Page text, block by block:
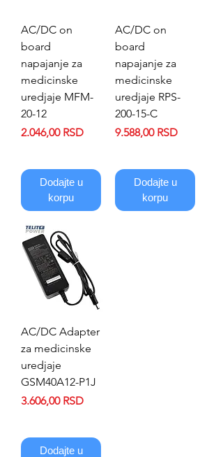
AC/DC on
board
napajanje za
medicinske
uredjaje MFM-
20-12
Price
2.046,00 RSD
Dodajte u
korpu
AC/DC on
board
napajanje za
medicinske
uredjaje RPS-
200-15-C
Price
9.588,00 RSD
Dodajte u
korpu
AC/DC Adapter
za medicinske
uredjaje
GSM40A12-P1J
Price
3.606,00 RSD
Dodajte u